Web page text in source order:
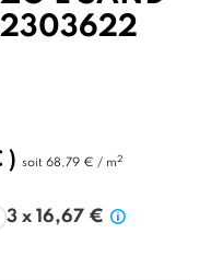
) soit 68,79 € / m2
3 x 16,67 €